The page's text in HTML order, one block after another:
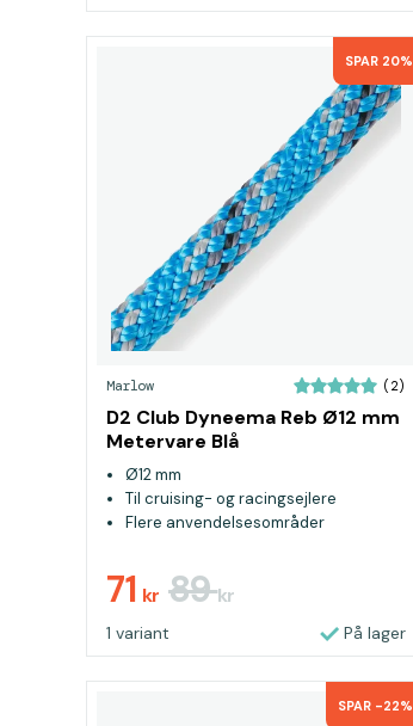
SPAR 20%
Marlow (2)
D2 Club Dyneema Reb Ø12 mm
Metervare Blå
Ø12 mm
Til cruising- og racingsejlere
Flere anvendelsesområder
71 kr 89kr
1 variant På lager
SPAR -22%